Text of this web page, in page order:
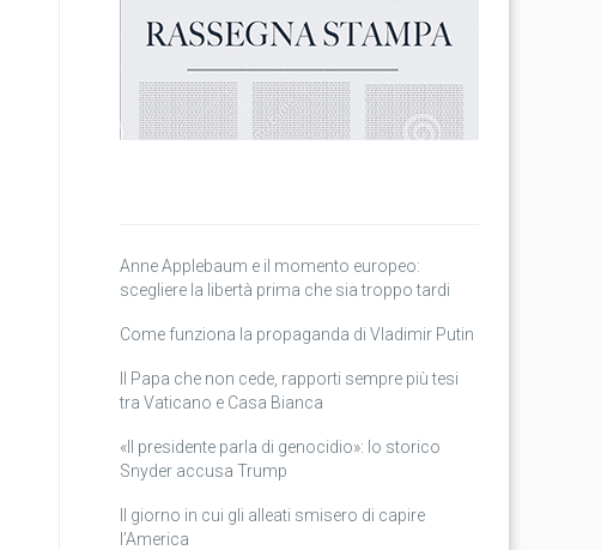
Anne Applebaum e il momento europeo:
scegliere la libertà prima che sia troppo tardi
Come funziona la propaganda di Vladimir Putin
Il Papa che non cede, rapporti sempre più tesi
tra Vaticano e Casa Bianca
«Il presidente parla di genocidio»: lo storico
Snyder accusa Trump
Il giorno in cui gli alleati smisero di capire
l’America